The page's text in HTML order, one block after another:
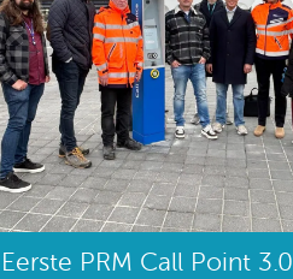
Eerste PRM Call Point 3.0